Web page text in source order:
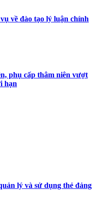
về đào tạo lý luận chính
phụ cấp thâm niên vượt
hạn
lý và sử dụng thẻ đảng